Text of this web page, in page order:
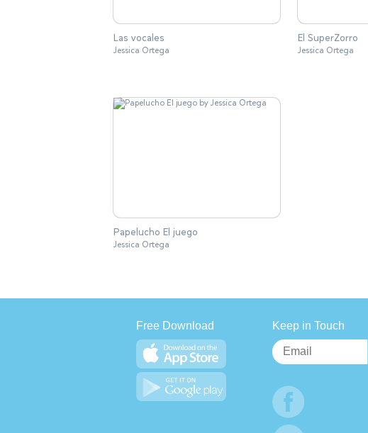
Las vocales
Jessica Ortega
El SuperZorro
Jessica Ortega
Papelucho El juego
Jessica Ortega
Free Download Keep in Touch